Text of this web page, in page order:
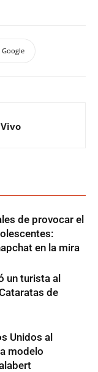
Google
de provocar el
en la mira
un turista al
de
Unidos al
modelo